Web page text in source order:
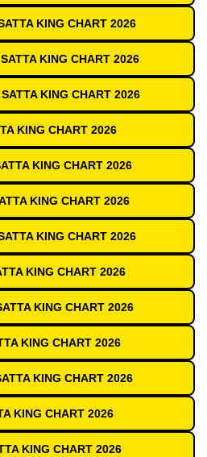
KING CHART 2026
KING CHART 2026
KING CHART 2026
KING CHART 2026
KING CHART 2026
KING CHART 2026
KING CHART 2026
KING CHART 2026
KING CHART 2026
KING CHART 2026
KING CHART 2026
KING CHART 2026
KING CHART 2026